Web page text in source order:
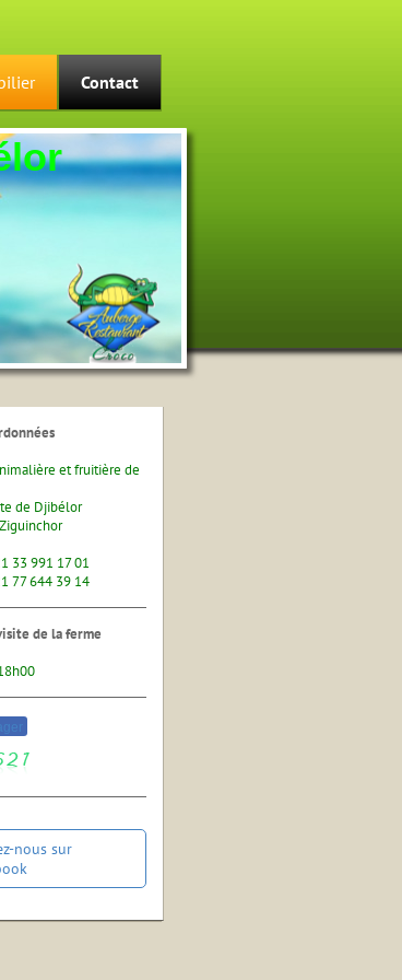
Contact
et fruitière de
de Djibélor
33 991 17 01
77 644 39 14
de la ferme
nous sur